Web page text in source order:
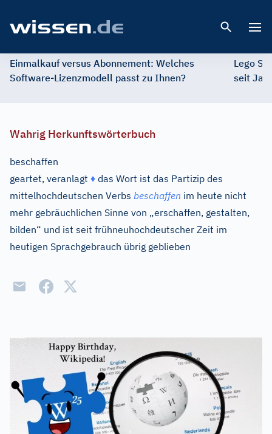
Einmalkauf versus Abonnement: Welches
Software-Lizenzmodell passt zu Ihnen?
Lego
seit
Wahrig Herkunftswörterbuch
beschaffen
geartet, veranlagt ♦ das Wort ist das Partizip des
mittelhochdeutschen Verbs beschaffen im heute nicht
mehr gebräuchlichen Sinne von „erschaffen, gestalten,
bilden“ und ist seit frühneuhochdeutscher Zeit im
heutigen Sprachgebrauch übrig geblieben